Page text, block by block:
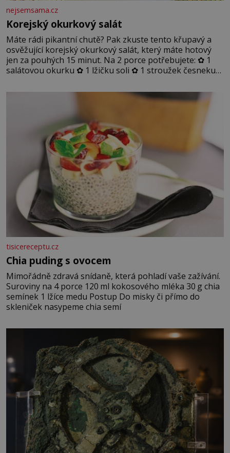
nejsemsama.cz
Korejský okurkový salát
Máte rádi pikantní chutě? Pak zkuste tento křupavý a
osvěžující korejský okurkový salát, který máte hotový
jen za pouhých 15 minut. Na 2 porce potřebujete: ✿ 1
salátovou okurku ✿ 1 lžičku soli ✿ 1 stroužek česneku
sezamového oleje ✿ 1 lžičku chilli ✿ 1 lžičku cukru ✿ 1
jarní cibulku ✿ 1 lžíci sezamových semínek
tisicereceptu.cz
Chia puding s ovocem
Mimořádně zdravá snídaně, která pohladí vaše zažívání.
Suroviny na 4 porce 120 ml kokosového mléka 30 g chia
semínek 1 lžíce medu Postup Do misky či přímo do
skleniček nasypeme chia semí